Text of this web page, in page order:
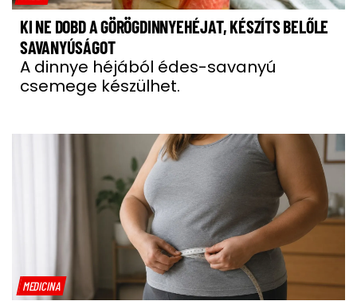
KI NE DOBD A GÖRÖGDINNYEHÉJAT, KÉSZÍTS BELŐLE
SAVANYÚSÁGOT
A dinnye héjából édes-savanyú
csemege készülhet.
MEDICINA